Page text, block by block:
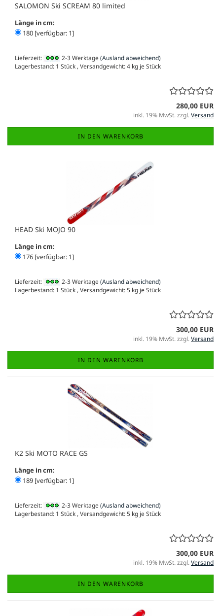
SALOMON Ski SCREAM 80 limited
Länge in cm:
180 [verfügbar: 1]
Lieferzeit: 2-3 Werktage(Ausland abweichend)
Lagerbestand: 1 Stück , Versandgewicht:4 kg je Stück
280,00 EUR
inkl. 19% MwSt. zzgl.Versand
IN DEN WARENKORB
HEAD Ski MOJO 90
Länge in cm:
176 [verfügbar: 1]
Lieferzeit: 2-3 Werktage(Ausland abweichend)
Lagerbestand: 1 Stück , Versandgewicht:5 kg je Stück
300,00 EUR
inkl. 19% MwSt. zzgl.Versand
IN DEN WARENKORB
K2 Ski MOTO RACE GS
Länge in cm:
189 [verfügbar: 1]
Lieferzeit: 2-3 Werktage(Ausland abweichend)
Lagerbestand: 1 Stück , Versandgewicht:5 kg je Stück
300,00 EUR
inkl. 19% MwSt. zzgl.Versand
IN DEN WARENKORB